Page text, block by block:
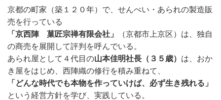
京都の町家（築１２０年）で、せんべい・あられの製造販
売を行っている
「京西陣 菓匠宗禅有限会社」
（京都市上京区）は、独自
の商売を展開して評判を呼んでいる。
あられ屋として４代目の山本佳明社長（３５歳） は、おか
き屋をはじめ、西陣織の修行を積み重ねて、
「どんな時代でも本物を作っていけば、必ず生き残れる」
という経営方針を学び、実践している。